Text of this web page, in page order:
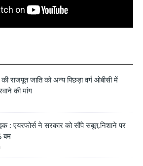
राजपूत जाति को अन्य पिछड़ा वर्ग ओबीसी में
की मांग
: एयरफोर्स ने सरकार को सौंपे सबूत,निशाने पर
बम